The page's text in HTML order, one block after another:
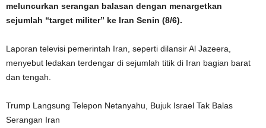
meluncurkan serangan balasan dengan menargetkan
sejumlah “target militer” ke Iran Senin (8/6).
Laporan televisi pemerintah Iran, seperti dilansir Al Jazeera,
menyebut ledakan terdengar di sejumlah titik di Iran bagian barat
dan tengah.
Trump Langsung Telepon Netanyahu, Bujuk Israel Tak Balas
Serangan Iran